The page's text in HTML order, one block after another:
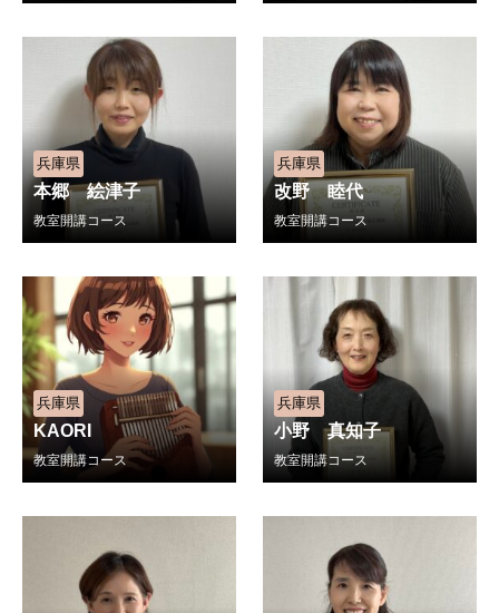
兵庫県
本郷 絵津子
教室開講コース
兵庫県
改野 睦代
教室開講コース
兵庫県
KAORI
教室開講コース
兵庫県
小野 真知子
教室開講コース